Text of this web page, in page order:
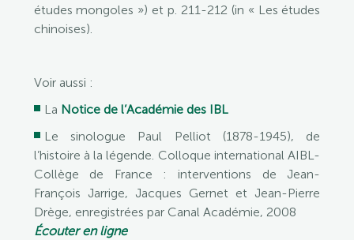
études mongoles ») et p. 211-212 (in « Les études
chinoises).
Voir aussi :
La Notice de l’Académie des IBL
Le sinologue Paul Pelliot (1878-1945), de
l’histoire à la légende. Colloque international AIBL-
Collège de France : interventions de Jean-
François Jarrige, Jacques Gernet et Jean-Pierre
Drège, enregistrées par Canal Académie, 2008
Écouter en ligne